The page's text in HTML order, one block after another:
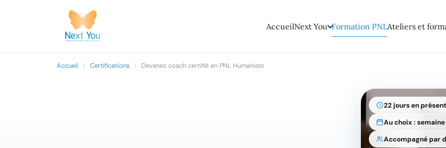
AccueilNext You Formation PNLAteliers et
Accueil | Certifications | Devenez coach certifié en PNL Humaniste
22 jours en
Au choix :
Accompagné par